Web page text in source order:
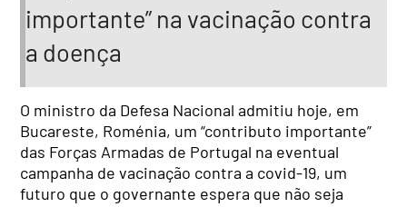
importante” na vacinação contra
a doença
O ministro da Defesa Nacional admitiu hoje, em
Bucareste, Roménia, um “contributo importante”
das Forças Armadas de Portugal na eventual
campanha de vacinação contra a covid-19, um
futuro que o governante espera que não seja